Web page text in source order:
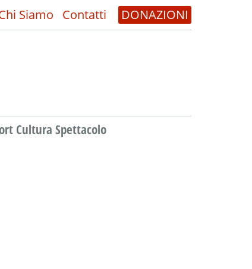
Siamo Contatti DONAZIONI
Cultura Spettacolo